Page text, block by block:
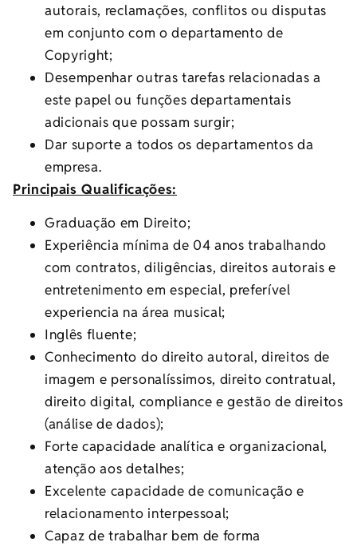
autorais, reclamações, conflitos ou disputas
em conjunto com o departamento de
Copyright;
Desempenhar outras tarefas relacionadas a
este papel ou funções departamentais
adicionais que possam surgir;
Dar suporte a todos os departamentos da
empresa.
Principais Qualificações:
Graduação em Direito;
Experiência mínima de 04 anos trabalhando
com contratos, diligências, direitos autorais e
entretenimento em especial, preferível
experiencia na área musical;
Inglês fluente;
Conhecimento do direito autoral, direitos de
imagem e personalíssimos, direito contratual,
direito digital, compliance e gestão de direitos
(análise de dados);
Forte capacidade analítica e organizacional,
atenção aos detalhes;
Excelente capacidade de comunicação e
relacionamento interpessoal;
Capaz de trabalhar bem de forma